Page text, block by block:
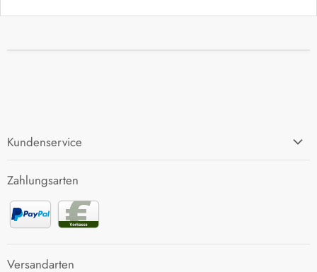
Kundenservice
Zahlung und Versand
Rücksendung
Kontakt
Zahlungsarten
Versandarten